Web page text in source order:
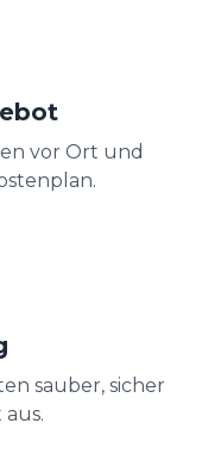
vor Ort und
sauber, sicher